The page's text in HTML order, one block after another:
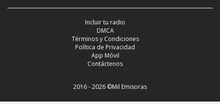
Incluir tu radio
DMCA
Términos y Condiciones
Política de Privacidad
App Móvil
Contáctenos
2016 - 2026 ©Mil Emisoras